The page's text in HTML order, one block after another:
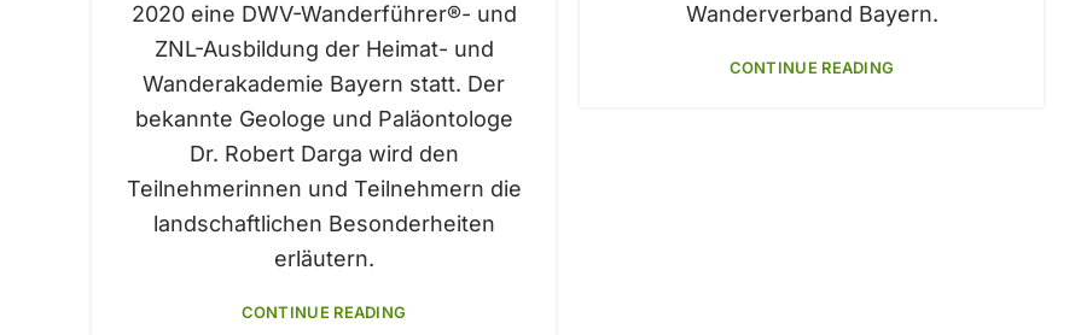
2020 eine DWV-Wanderführer®- und
ZNL-Ausbildung der Heimat- und
Wanderakademie Bayern statt. Der
bekannte Geologe und Paläontologe
Dr. Robert Darga wird den
Teilnehmerinnen und Teilnehmern die
landschaftlichen Besonderheiten
erläutern.
CONTINUE READING
Wanderverband Bayern.
CONTINUE READING